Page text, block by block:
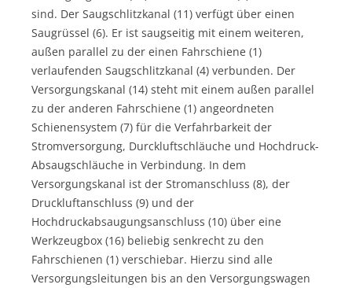
sind. Der Saugschlitzkanal (11) verfügt über einen
Saugrüssel (6). Er ist saugseitig mit einem weiteren,
außen parallel zu der einen Fahrschiene (1)
verlaufenden Saugschlitzkanal (4) verbunden. Der
Versorgungskanal (14) steht mit einem außen parallel
zu der anderen Fahrschiene (1) angeordneten
Schienensystem (7) für die Verfahrbarkeit der
Stromversorgung, Durckluftschläuche und Hochdruck-
Absaugschläuche in Verbindung. In dem
Versorgungskanal ist der Stromanschluss (8), der
Druckluftanschluss (9) und der
Hochdruckabsaugungsanschluss (10) über eine
Werkzeugbox (16) beliebig senkrecht zu den
Fahrschienen (1) verschiebar. Hierzu sind alle
Versorgungsleitungen bis an den Versorgungswagen